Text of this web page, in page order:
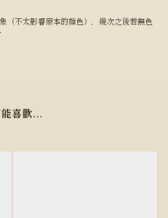
（不太影響原本的顏色），幾次之後若無色
喜歡...